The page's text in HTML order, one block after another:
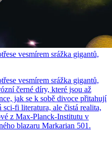
vesmírem srážka gigantů,
vesmírem srážka gigantů,
černé díry, které jsou až
jak se k sobě divoce přitahují
fi literatura, ale čistá realita,
z Max-Planck-Institutu v
blazaru Markarian 501.